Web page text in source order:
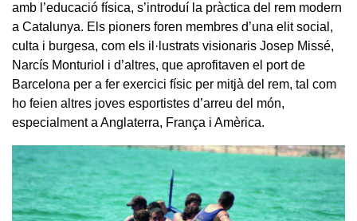
amb l’educació física, s’introduí la pràctica del rem modern
a Catalunya. Els pioners foren membres d’una elit social,
culta i burgesa, com els il·lustrats visionaris Josep Missé,
Narcís Monturiol i d’altres, que aprofitaven el port de
Barcelona per a fer exercici físic per mitjà del rem, tal com
ho feien altres joves esportistes d’arreu del món,
especialment a Anglaterra, França i Amèrica.